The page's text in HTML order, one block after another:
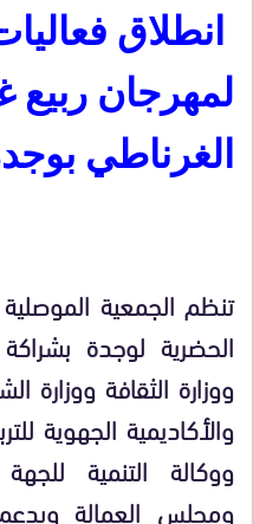
انطلاق
لمهرجان
الغرناطي
تنظم الجمعية
الحضرية لوجدة
ووزارة الثقافة ووزارة
والأكاديمية الجهوية
ووكالة التنمية
ومجلس العمالة